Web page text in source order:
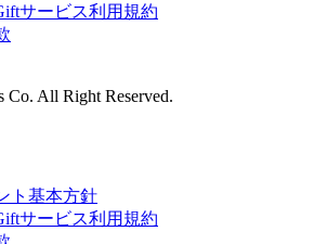
サービス利用規約
All Right Reserved.
ト基本方針
サービス利用規約